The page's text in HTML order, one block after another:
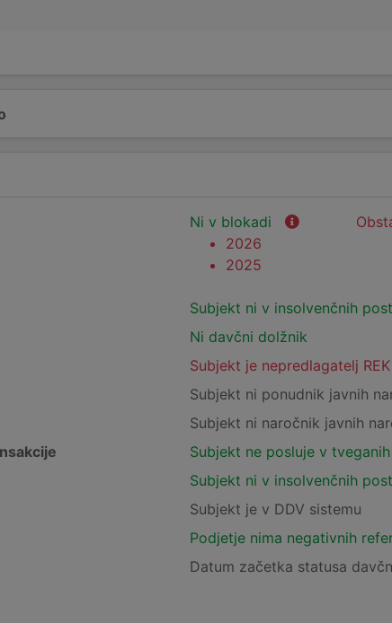
Ni v blokadi
2026
2025
Subjekt ni v insolvenčnih
Ni davčni dolžnik
Subjekt je nepredlagatelj
Subjekt ni ponudnik javnih
Subjekt ni naročnik javnih
Subjekt ne posluje v
Subjekt ni v insolvenčnih
Subjekt je v DDV sistemu
Podjetje nima negativnih
Datum začetka statusa